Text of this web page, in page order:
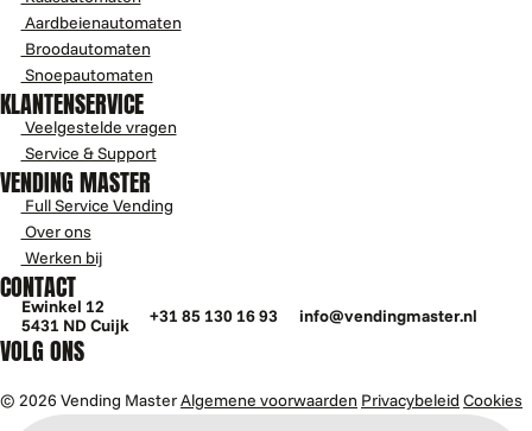
Aardbeienautomaten
Broodautomaten
Snoepautomaten
KLANTENSERVICE
Veelgestelde vragen
Service & Support
VENDING MASTER
Full Service Vending
Over ons
Werken bij
CONTACT
Ewinkel 12
5431 ND Cuijk
+31 85 130 16 93 info@vendingmaster.nl
VOLG ONS
© 2026 Vending MasterAlgemene voorwaarden Privacybeleid Cookies